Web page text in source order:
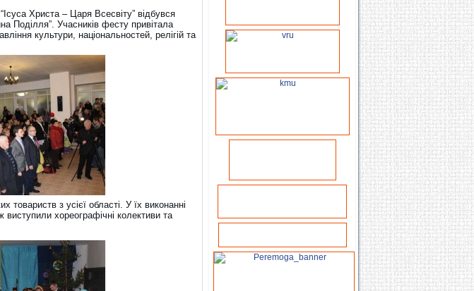
Христа – Царя Всесвіту” відбувся
Поділля”. Учасників фесту привітала
культури, національностей, релігій та
товариств з усієї області. У їх виконанні
хореографічні колективи та